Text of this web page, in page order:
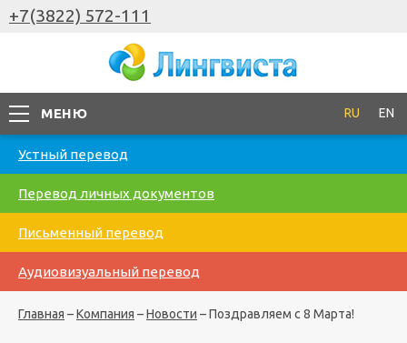
+7(3822) 572-111
МЕНЮ RU EN
Устный перевод
Перевод личных документов
Письменный перевод
Аудиовизуальный перевод
Главная –Компания –Новости –Поздравляем с 8 Марта!